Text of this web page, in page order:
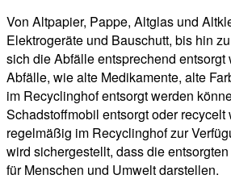
Von Altpapier, Pappe, Altglas und
Elektrogeräte und Bauschutt, bis hin
sich die Abfälle entsprechend entsorgt
Abfälle, wie alte Medikamente, alte
im Recyclinghof entsorgt werden
Schadstoffmobil entsorgt oder recycelt
regelmäßig im Recyclinghof zur
wird sichergestellt, dass die
für Menschen und Umwelt darstellen.